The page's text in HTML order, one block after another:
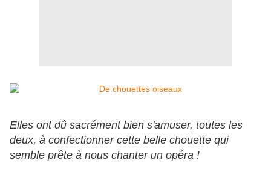
Elles ont dû sacrément bien s'amuser, toutes les
deux, à confectionner cette belle chouette qui
semble prête à nous chanter un opéra !